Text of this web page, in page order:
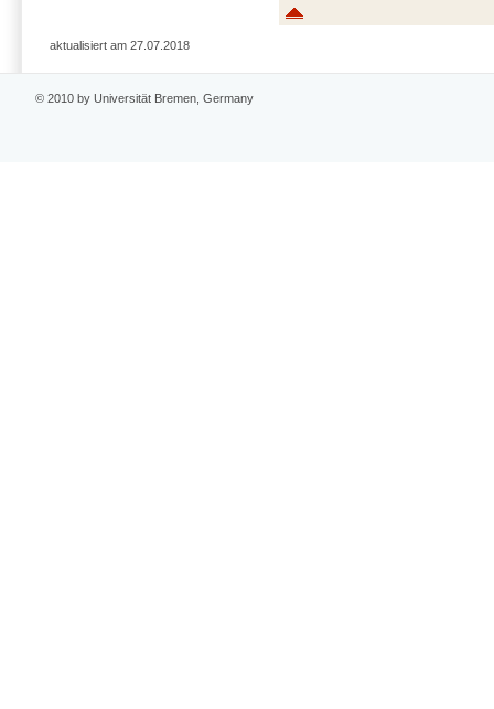
aktualisiert am 27.07.2018
© 2010 by Universität Bremen, Germany